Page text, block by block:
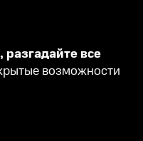
все
возможности